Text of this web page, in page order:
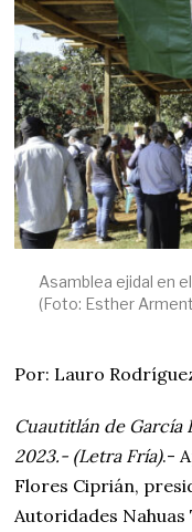
Asamblea ejidal en
(Foto: Esther
Por: Lauro
Cuautitlán de García
2023.- (Letra Fría).-
Flores Ciprián,
Autoridades Nahuas